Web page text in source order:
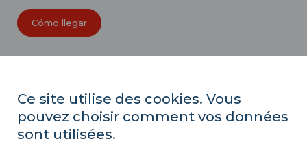
Cómo llegar
MAPA DEL SITIO
Ce site utilise des cookies. Vous
pouvez choisir comment vos données
sont utilisées.